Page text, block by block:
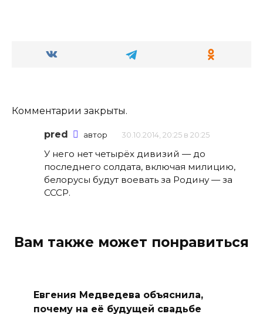
Комментарии закрыты.
pred автор 30.10.2014, 20:25 в 20:25
У него нет четырёх дивизий — до
последнего солдата, включая милицию,
белорусы будут воевать за Родину — за
СССР.
Вам также может понравиться
Евгения Медведева объяснила,
почему на её будущей свадьбе